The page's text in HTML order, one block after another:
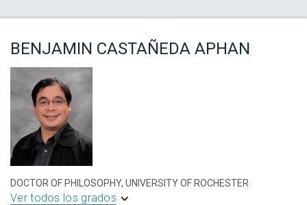
BENJAMIN CASTAÑEDA APHAN
DOCTOR OF PHILOSOPHY, UNIVERSITY OF ROCHESTER
Ver todos los grados